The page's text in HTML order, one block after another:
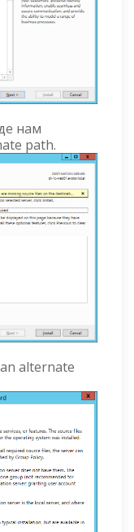
нам
path.
alternate